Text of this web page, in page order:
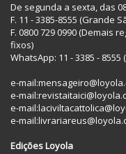
De segunda a sexta, das
F. 11 - 3385-8555 (Grande
F. 0800 729 0990 (Demais
fixos)
WhatsApp: 11 - 3385 -
e-mail:
e-mail:
e-mail:
e-mail:
Edições Loyola